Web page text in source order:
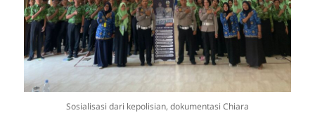
Sosialisasi dari kepolisian, dokumentasi Chiara